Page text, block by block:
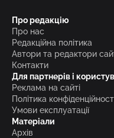
Про редакцію
Про нас
Редакційна політика
Автори та редактори
Контакти
Для партнерів і
Реклама на сайті
Політика
Умови експлуатації
Матеріали
Архів